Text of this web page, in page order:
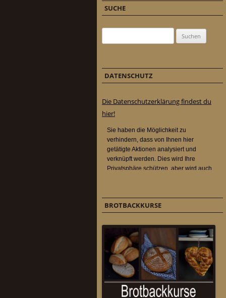
SUCHE
DATENSCHUTZ
Die Datenschutzerklärung findest du
hier!
BROTBACKKURSE